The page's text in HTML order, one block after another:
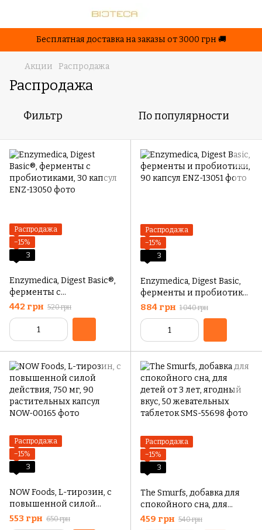
Бесплатная доставка на заказы от 3000 грн 🚚
Акции Распродажа
Распродажа
Фильтр По популярности
Распродажа
−15%
3
Enzymedica, Digest Basic®,
ферменты с
пробиотиками, 30 капсул
442 грн 520 грн
Распродажа
−15%
3
Enzymedica, Digest Basic,
ферменты и пробиотики,
90 капсул
884 грн 1 040 грн
Распродажа
−15%
3
NOW Foods, L-тирозин, с
повышенной силой
действия, 750 мг, 90
растительных капсул
553 грн 650 грн
Распродажа
−15%
3
The Smurfs, добавка для
спокойного сна, для
детей от 3 лет, ягодный
вкус, 50 жевательных
459 грн 540 грн